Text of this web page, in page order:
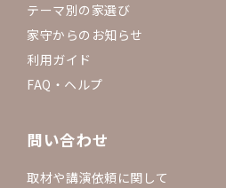
テーマ別の家選び
家守からのお知らせ
利用ガイド
FAQ・ヘルプ
問い合わせ
取材や講演依頼に関して